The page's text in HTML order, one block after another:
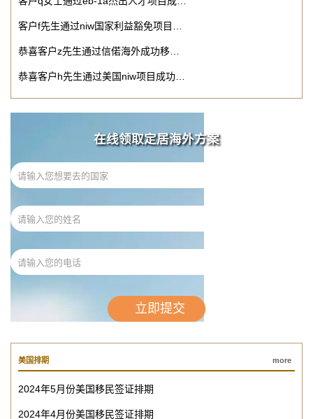
客户f先生通过niw国家利益豁免项目…
恭喜客户z先生通过信偌海外成功移…
恭喜客户h先生通过美国niw项目成功…
在线领取定居海外方案
美国排期 more
2024年5月份美国移民签证排期
2024年4月份美国移民签证排期